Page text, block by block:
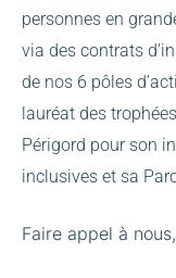
personnes en
via des contrats
de nos 6 pôles
lauréat des
Périgord pour son
inclusives et sa
Faire appel à